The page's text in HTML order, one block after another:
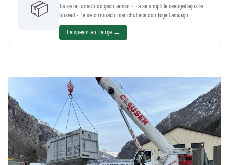
📦
Tá sé oiriúnach do gach aimsir · Tá sé simplí le ceangal agus le
húsáid · Tá sé oiriúnach mar chúltaca don tógáil amuigh
Taispeáin an Táirge →